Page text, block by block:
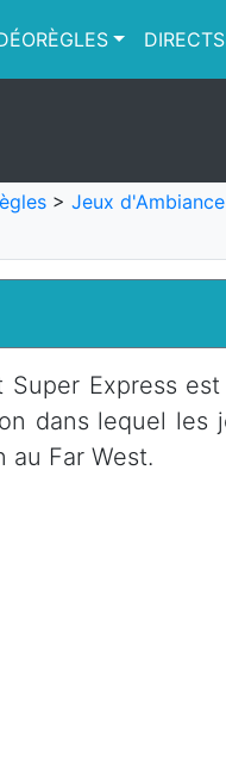
> Jeux d'Ambiance
Super Express
dans lequel les
au Far West.